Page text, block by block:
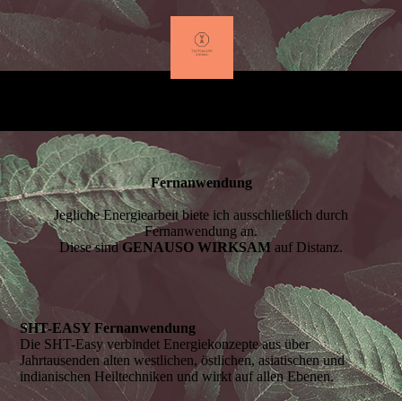
Fernanwendung
Jegliche Energiearbeit biete ich ausschließlich durch
Fernanwendung an.
Diese sind GENAUSO WIRKSAM auf Distanz.
SHT-EASY Fernanwendung
Die SHT-Easy verbindet Energiekonzepte aus über
Jahrtausenden alten westlichen, östlichen, asiatischen und
indianischen Heiltechniken und wirkt auf allen Ebenen.